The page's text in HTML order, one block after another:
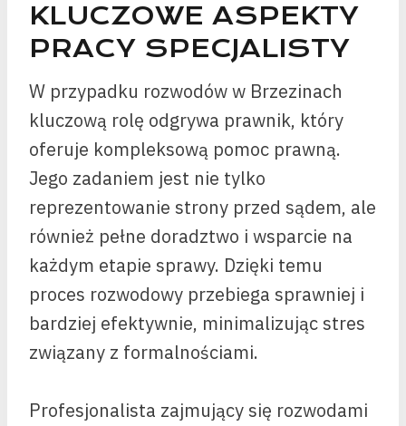
KLUCZOWE ASPEKTY
PRACY SPECJALISTY
W przypadku rozwodów w Brzezinach
kluczową rolę odgrywa prawnik, który
oferuje kompleksową pomoc prawną.
Jego zadaniem jest nie tylko
reprezentowanie strony przed sądem, ale
również pełne doradztwo i wsparcie na
każdym etapie sprawy. Dzięki temu
proces rozwodowy przebiega sprawniej i
bardziej efektywnie, minimalizując stres
związany z formalnościami.
Profesjonalista zajmujący się rozwodami